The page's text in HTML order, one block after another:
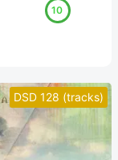
10
DSD 128 (tracks)